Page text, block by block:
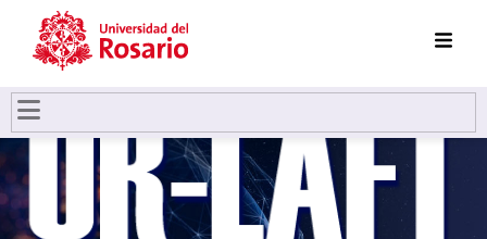
Pasar al contenido principal